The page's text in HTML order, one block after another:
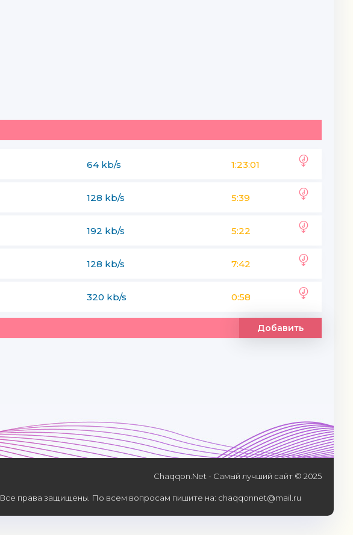
64 kb/s 1:23:01
128 kb/s 5:39
192 kb/s 5:22
128 kb/s 7:42
320 kb/s 0:58
Добавить
Chaqqon.Net - Самый лучший сайт © 2025
Все права защищены. По всем вопросам пишите на: chaqqonnet@mail.ru